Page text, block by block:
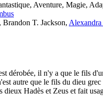
Aventure, Magie,
, Brandon T. Jackson,
dérobée, il n'y a que le fils
autre que le fils du dieu
dieux Hadès et Zeus et fait